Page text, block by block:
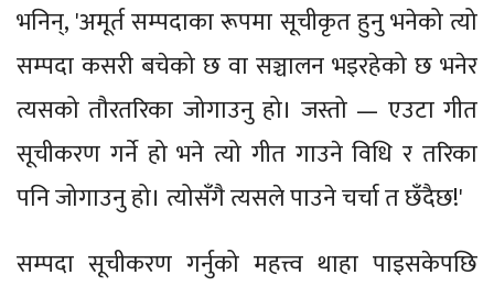
भनिन्, 'अमूर्त सम्पदाका रूपमा सूचीकृत हुनु भनेको त्यो
सम्पदा कसरी बचेको छ वा सञ्चालन भइरहेको छ भनेर
त्यसको तौरतरिका जोगाउनु हो। जस्तो — एउटा गीत
सूचीकरण गर्ने हो भने त्यो गीत गाउने विधि र तरिका
पनि जोगाउनु हो। त्योसँगै त्यसले पाउने चर्चा त छँदैछ!'
सम्पदा सूचीकरण गर्नुको महत्त्व थाहा पाइसकेपछि